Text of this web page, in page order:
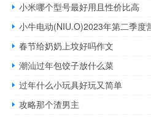
小米哪个型号最好用且性价比高
春节给奶奶上坟好吗作文
潮汕过年包饺子放什么菜
过年什么小玩具好玩又简单
攻略那个渣男主